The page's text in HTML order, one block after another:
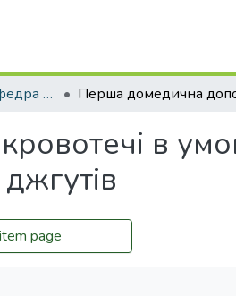
Наукові праці. Кафедра загальної та клінічної патофізіології імені Д.О. Альперна
в
page